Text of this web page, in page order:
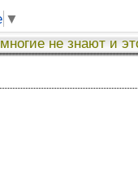
▼
не знают и